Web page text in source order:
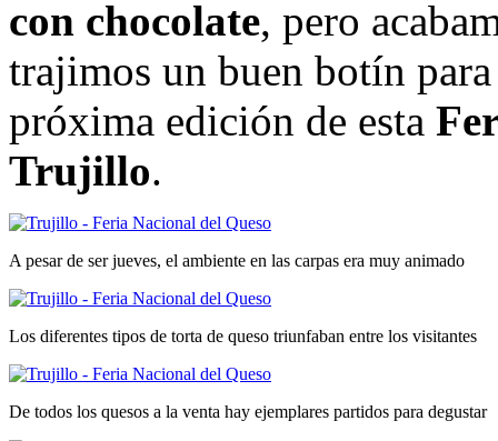
con chocolate, pero
trajimos un buen botín
próxima edición de esta
Trujillo.
A pesar de ser jueves, el ambiente en las carpas era muy animado
Los diferentes tipos de torta de queso triunfaban entre los visitantes
De todos los quesos a la venta hay ejemplares partidos para degustar